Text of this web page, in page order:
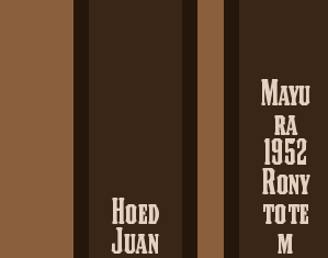
Hoed
Juan
Mayu
ra
1952
Rony
tote
m